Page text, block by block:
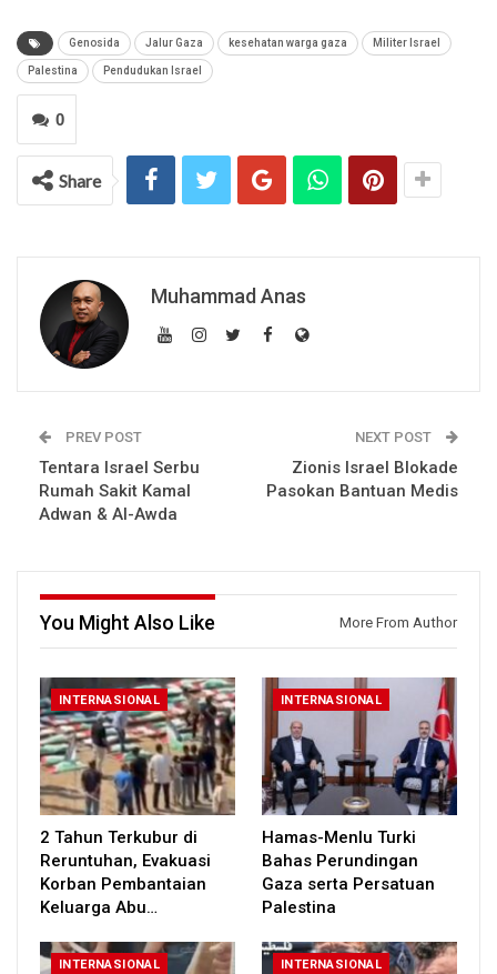
Genosida Jalur Gaza kesehatan warga gaza Militer Israel
Palestina Pendudukan Israel
0
Share
Muhammad Anas
PREV POST
Tentara Israel Serbu
Rumah Sakit Kamal
Adwan & Al-Awda
NEXT POST
Zionis Israel Blokade
Pasokan Bantuan Medis
You Might Also Like More From Author
INTERNASIONAL
2 Tahun Terkubur di
Reruntuhan, Evakuasi
Korban Pembantaian
Keluarga Abu…
INTERNASIONAL
Hamas-Menlu Turki
Bahas Perundingan
Gaza serta Persatuan
Palestina
INTERNASIONAL INTERNASIONAL